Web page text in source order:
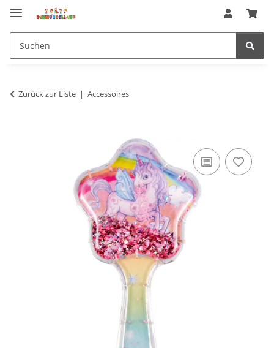
Zurück zur Liste Accessoires